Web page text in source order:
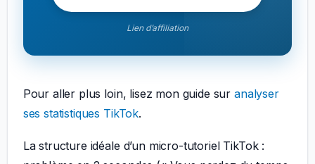
Lien d’affiliation
Pour aller plus loin, lisez mon guide sur analyser
ses statistiques TikTok.
La structure idéale d’un micro-tutoriel TikTok :